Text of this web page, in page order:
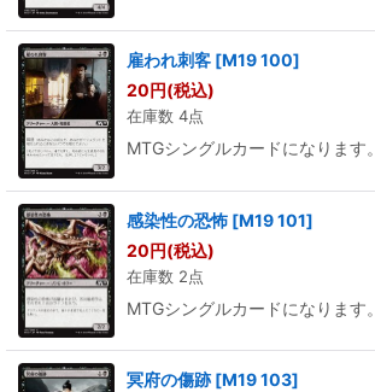
雇われ刺客 [M19 100]
20円(税込)
在庫数 4点
MTGシングルカードになります。
感染性の恐怖 [M19 101]
20円(税込)
在庫数 2点
MTGシングルカードになります。
冥府の傷跡 [M19 103]